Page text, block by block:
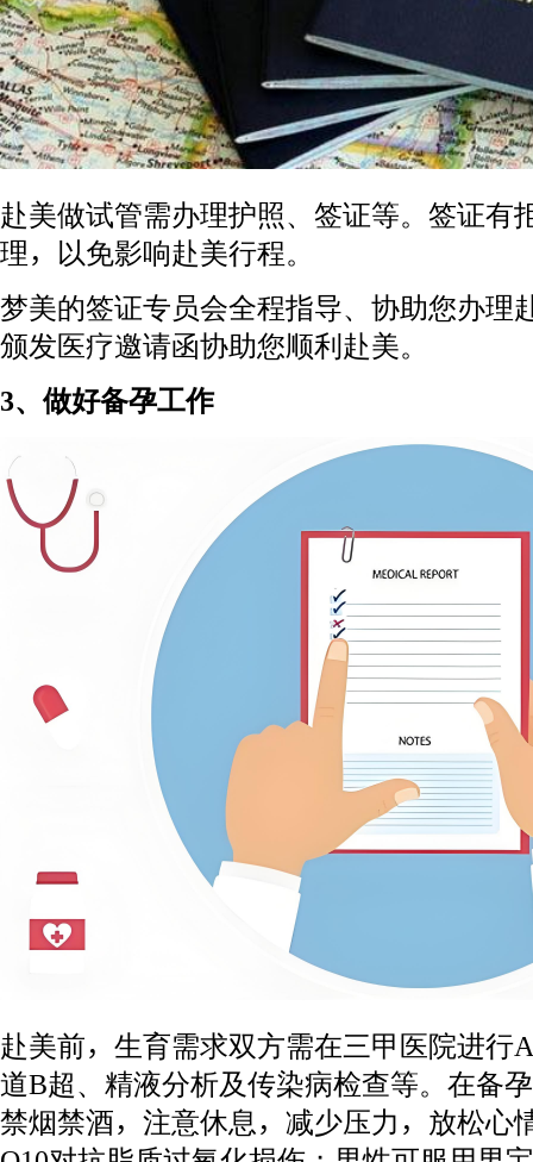
赴美做试管需办理护照、签证等。签证有
理，以免影响赴美行程。
梦美的签证专员会全程指导、协助您办理
颁发医疗邀请函协助您顺利赴美。
3、做好备孕工作
赴美前，生育需求双方需在三甲医院进行
道B超、精液分析及传染病检查等。在备
禁烟禁酒，注意休息，减少压力，放松心